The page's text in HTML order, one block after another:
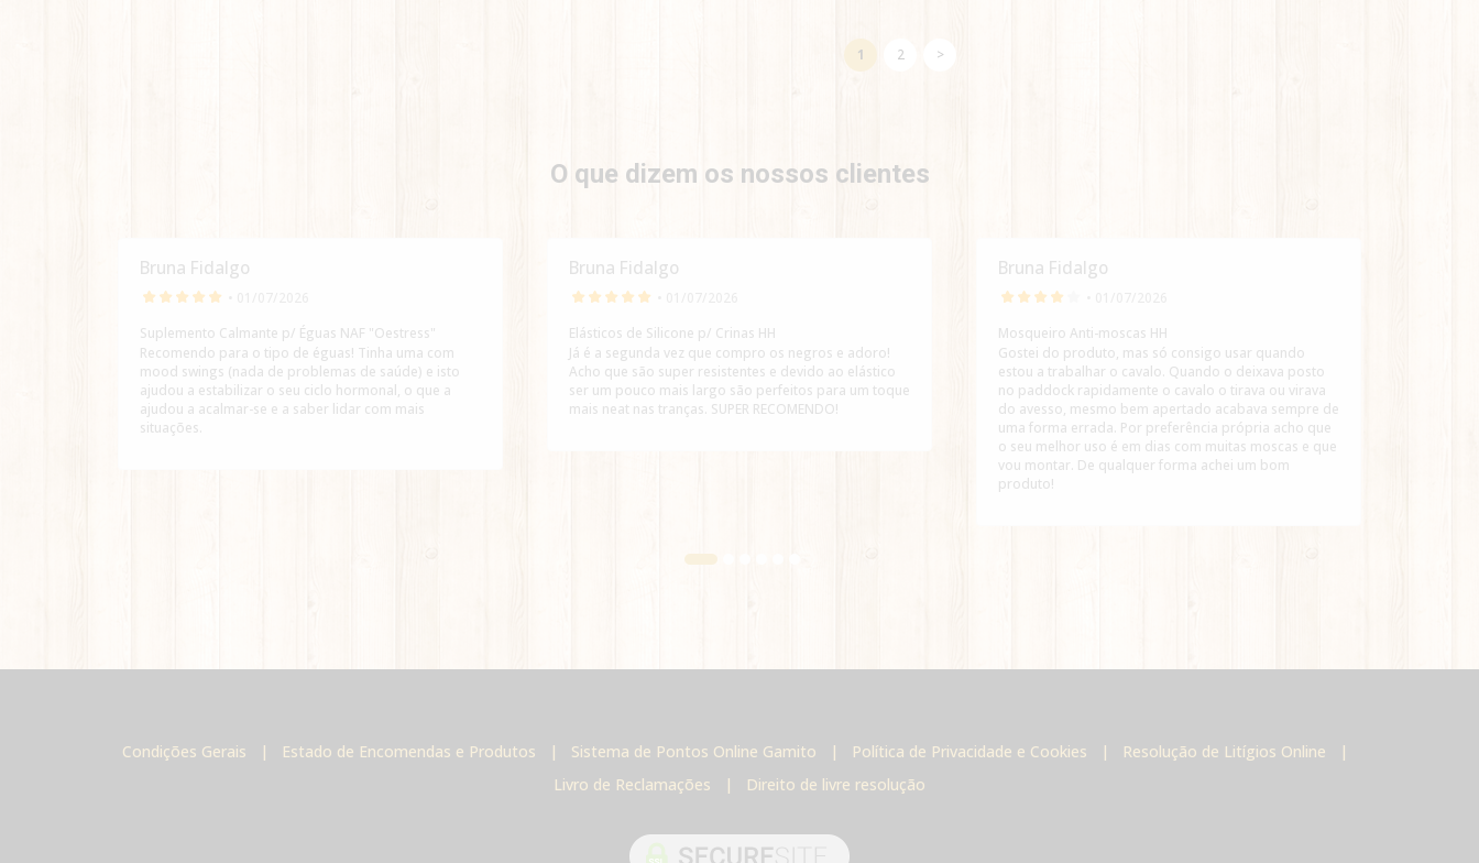
1 2 >
O que dizem os nossos clientes
Bruna Fidalgo
Suplemento Calmante p/ Éguas NAF "Oestress"
Recomendo para o tipo de éguas! Tinha uma com
mood swings (nada de problemas de saúde) e isto
ajudou a estabilizar o seu ciclo hormonal, o que a
ajudou a acalmar-se e a saber lidar com mais
situações.
Bruna Fidalgo
Elásticos de Silicone p/ Crinas HH
Já é a segunda vez que compro os negros e adoro!
Acho que são super resistentes e devido ao elástico
ser um pouco mais largo são perfeitos para um toque
mais neat nas tranças. SUPER RECOMENDO!
Bruna Fidalgo
Mosqueiro Anti-moscas HH
Gostei do produto, mas só consigo usar quando
estou a trabalhar o cavalo. Quando o deixava posto
no paddock rapidamente o cavalo o tirava ou virava
do avesso, mesmo bem apertado acabava sempre de
uma forma errada. Por preferência própria acho que
o seu melhor uso é em dias com muitas moscas e que
vou montar. De qualquer forma achei um bom
produto!
Condições Gerais | Estado de Encomendas e Produtos | Sistema de Pontos Online Gamito | Política de Privacidade e Cookies | Resolução de Litígios Online |
Livro de Reclamações | Direito de livre resolução